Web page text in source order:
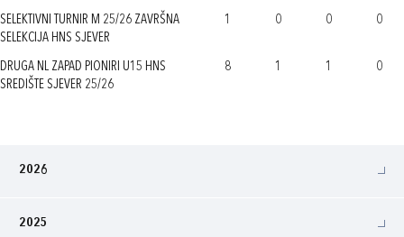
SELEKTIVNI TURNIR M 25/26 ZAVRŠNA
SELEKCIJA HNS SJEVER
1 0 0 0
DRUGA NL ZAPAD PIONIRI U15 HNS
SREDIŠTE SJEVER 25/26
8 1 1 0
2026
2025